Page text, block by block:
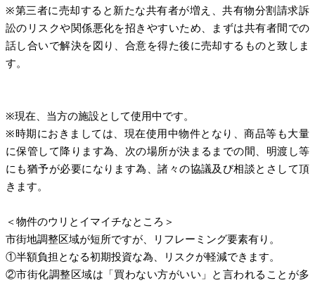
※第三者に売却すると新たな共有者が増え、共有物分割請求訴
訟のリスクや関係悪化を招きやすいため、まずは共有者間での
話し合いで解決を図り、合意を得た後に売却するものと致しま
す。
※現在、当方の施設として使用中です。
※時期におきましては、現在使用中物件となり、商品等も大量
に保管して降ります為、次の場所が決まるまでの間、明渡し等
にも猶予が必要になります為、諸々の協議及び相談とさして頂
きます。
＜物件のウリとイマイチなところ＞
市街地調整区域が短所ですが、リフレーミング要素有り。
①半額負担となる初期投資な為、リスクが軽減できます。
②市街化調整区域は「買わない方がいい」と言われることが多